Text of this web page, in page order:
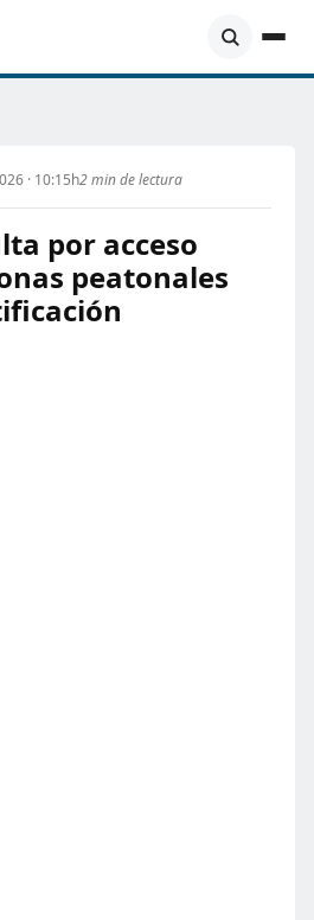
· 10:15h2 min de lectura
por acceso
peatonales